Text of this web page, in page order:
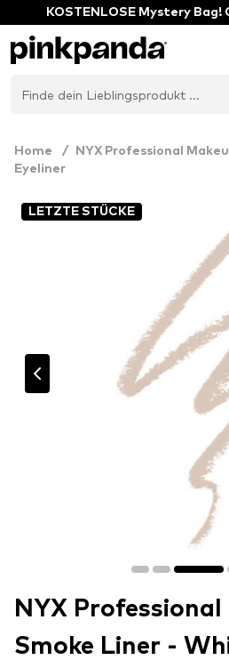
KOSTENLOSE Mystery Bag!
Home / NYX Professional
Eyeliner
LETZTE STÜCKE
NYX
Smoke Liner -